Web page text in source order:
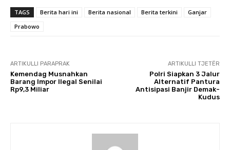
TAGS Berita hari ini Berita nasional Berita terkini
Ganjar
Prabowo
ARTIKULLI PARAPRAK
Kemendag Musnahkan
Barang Impor Ilegal Senilai
Rp9,3 Miliar
ARTIKULLI TJETËR
Polri Siapkan 3 Jalur
Alternatif Pantura
Antisipasi Banjir Demak-
Kudus